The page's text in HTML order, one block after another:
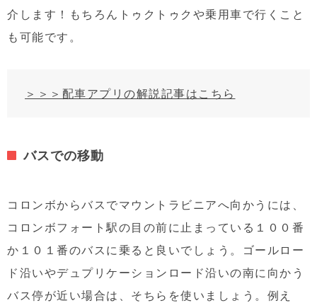
介します！もちろんトゥクトゥクや乗用車で行くこと
も可能です。
＞＞＞配車アプリの解説記事はこちら
バスでの移動
コロンボからバスでマウントラビニアへ向かうには、
コロンボフォート駅の目の前に止まっている１００番
か１０１番のバスに乗ると良いでしょう。ゴールロー
ド沿いやデュプリケーションロード沿いの南に向かう
バス停が近い場合は、そちらを使いましょう。例え